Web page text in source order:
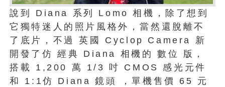
說到 Diana 系列 Lomo 相機，除了想到
它獨特迷人的照片風格外，當然還脫離不
了底片，不過 英國 Cyclop Camera 新
開發了仿 經典 Diana 相機的 數位 版，
搭載 1,200 萬 1/3 吋 CMOS 感光元件
和 1:1仿 Diana 鏡頭 ，單機售價 65 元